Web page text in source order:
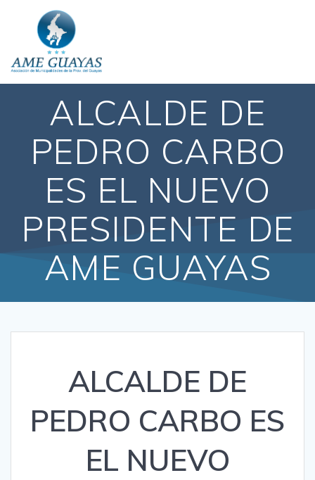
ALCALDE DE
PEDRO CARBO
ES EL NUEVO
PRESIDENTE DE
AME GUAYAS
ALCALDE DE
PEDRO CARBO ES
EL NUEVO